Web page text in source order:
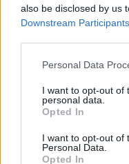
also be disclosed by us
Downstream Participants
Please note that this
not limited to your visit
grant or deny consent
use your data for below
consent section.
Personal Data
I want to opt-out of
personal data.
Opted In
I want to opt-out of
Personal Data.
Opted In